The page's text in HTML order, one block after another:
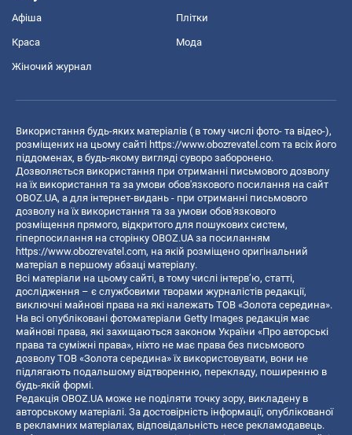
Афіша Плітки
Краса Мода
Жіночий журнал
Використання будь-яких матеріалів ( в тому числі фото- та відео-),
розміщених на цьому сайті https://www.obozrevatel.com та всіх його
піддоменах, в будь-якому вигляді суворо заборонено.
Дозволяється використання при отриманні письмового дозволу
на їх використання та за умови обов'язкового посилання на сайт
OBOZ.UA, а для інтернет-видань - при отриманні письмового
дозволу на їх використання та за умови обов'язкового
розміщення прямого, відкритого для пошукових систем,
гіперпосилання на сторінку OBOZ.UA за посиланням
https://www.obozrevatel.com, на якій розміщено оригінальний
матеріал в першому абзаці матеріалу.
Всі матеріали на цьому сайті, в тому числі інтерв’ю, статті,
дослідження – є службовими творами журналістів редакції,
виключні майнові права на які належать ТОВ «Золота середина».
На всі опубліковані фотоматеріали Getty Images редакція має
майнові права, які захищаються законом України «Про авторські
права та суміжні права», ніхто не має права без письмового
дозволу ТОВ «Золота середина» їх використовувати, вони не
підлягають подальшому відтворенню, перекладу, поширенню в
будь-якій формі.
Редакція OBOZ.UA може не поділяти точку зору, викладену в
авторському матеріалі. За достовірність інформації, опублікованої
в рекламних матеріалах, відповідальність несе рекламодавець.